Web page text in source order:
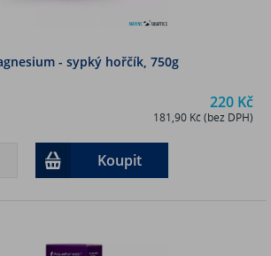
- sypký hořčík, 750g
220 Kč
181,90 Kč (bez DPH)
Koupit